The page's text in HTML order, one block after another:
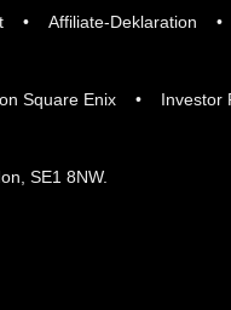
Affiliate-Deklaration
Square Enix Investor
SE1 8NW.